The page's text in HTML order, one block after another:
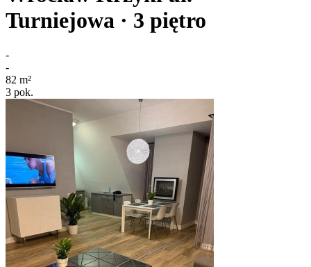
Turniejowa · 3 piętro
-
-
82 m²
3 pok.